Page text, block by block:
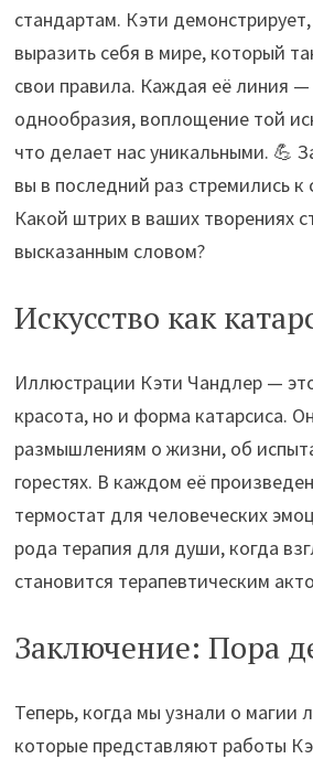
стандартам. Кэти
выразить себя в мире, который
свои правила. Каждая её линия —
однообразия, воплощение той
что делает нас уникальными. 💪
вы в последний раз стремились
Какой штрих в ваших творениях
высказанным словом?
Искусство как
Иллюстрации Кэти Чандлер —
красота, но и форма катарсиса.
размышлениям о жизни, об
горестях. В каждом её
термостат для человеческих
рода терапия для души, когда
становится терапевтическим
Заключение: Пора
Теперь, когда мы узнали о магии
которые представляют работы